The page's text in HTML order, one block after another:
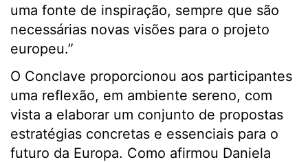
uma fonte de inspiração, sempre que são
necessárias novas visões para o projeto
europeu.”
O Conclave proporcionou aos participantes
uma reflexão, em ambiente sereno, com
vista a elaborar um conjunto de propostas
estratégias concretas e essenciais para o
futuro da Europa. Como afirmou Daniela